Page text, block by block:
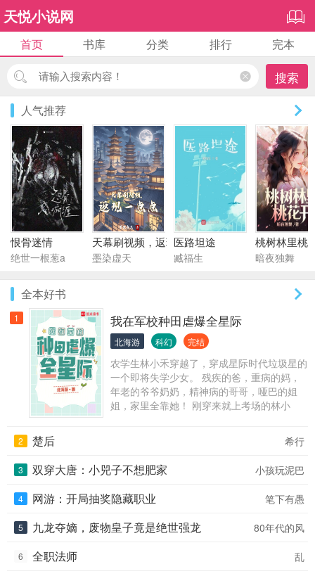
天悦小说网
首页 书库 分类 排行 完本
搜索
人气推荐
恨骨迷情
绝世一根葱a
天幕刷视频，返现一点点
墨染虚天
医路坦途
臧福生
桃树林里桃
暗夜独舞
全本好书
1 我在军校种田虐爆全星际
北海游 科幻 完结
农学生林小禾穿越了，穿成星际时代垃圾星的
一个即将失学少女。 残疾的爸，重病的妈，
年老的爷爷奶奶，精神病的哥哥，哑巴的姐
姐，家里全靠她！ 刚穿来就上考场的林小
答对。 “林小乔走狗屎运了，居然被联邦中央
军校录取了！” “什么专业？机甲还是工程？”
“农学院！” “毕业后，还是当农民啊。” 林小乔
背着包，朝泪眼汪汪的林家人发誓：“爷爷奶
奶，爸妈，大哥二姐，你们放心！我一定多种
地，少打架，能苟就苟！” 奈何实力不允许人
校大比中，佛挡杀佛。 能挡住电磁炮齐射的
限子弹的豌豆射手。 半年爬榜，一年登顶！
2 楚后 希行
3 双穿大唐：小兕子不想肥家 小孩玩泥巴
4 网游：开局抽奖隐藏职业 笔下有愚
5 九龙夺嫡，废物皇子竟是绝世强龙 80年代的风
6 全职法师 乱